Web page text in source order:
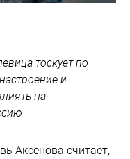
тоскует по
и
на
Аксенова считает,